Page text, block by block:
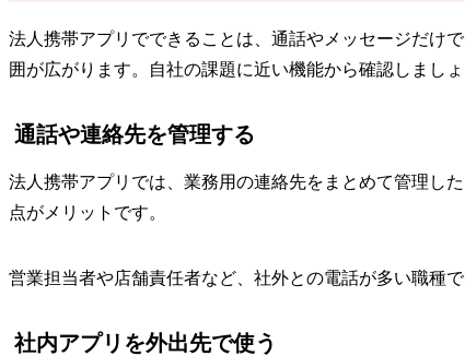
法人携帯アプリでできることは、通話やメッセージだけ
囲が広がります。自社の課題に近い機能から確認しましょ
通話や連絡先を管理する
法人携帯アプリでは、業務用の連絡先をまとめて管理し
点がメリットです。
営業担当者や店舗責任者など、社外との電話が多い職種
社内アプリを外出先で使う